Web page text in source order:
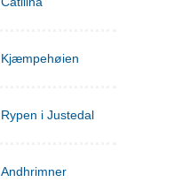
Kjæmpehøien
Rypen i Justedal
Andhrimner